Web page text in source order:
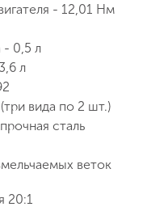
- 12,01 Нм
- 0,5 л
л
вида по 2 шт.)
сталь
веток
20:1